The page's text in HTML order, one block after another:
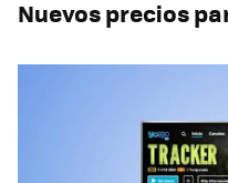
Nuevos precios